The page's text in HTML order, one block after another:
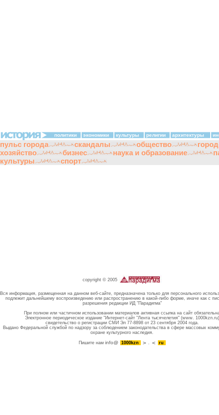
политики экономики культуры религии архитектуры
пульс города скандалы общество
хозяйство
бизнес наука и образование
культуры
спорт
copyright © 2005
Вся информация, размещенная на данном веб-сайте, предназначена только для персонального
подлежит дальнейшему воспроизведению или распространению в какой-либо форме, иначе как с
разрешения редакции ИД "Парадигма"
При полном или частичном использовании материалов активная ссылка на сайт
Электронное периодическое издание "Интернет-сайт "Лента тысячелетия" (www. 1000kzn.ru)
свидетельство о регистрации СМИ Эл 77-8898 от 23 сентября 2004 года.
Выдано Федеральной службой по надзору за соблюдением законодательства в сфере массовых
охране культурного наследия.
Пишите намinfo@ 1000kzn . ru